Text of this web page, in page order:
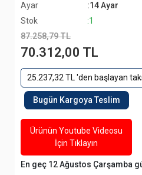
Ayar
:14 Ayar
Stok
:1
87.258,79 TL
70.312,00 TL
25.237,32 TL 'den başlayan
Bugün Kargoya Teslim
Ürünün Youtube Videosu
İçin Tıklayın
En geç 12 Ağustos Çarşamba